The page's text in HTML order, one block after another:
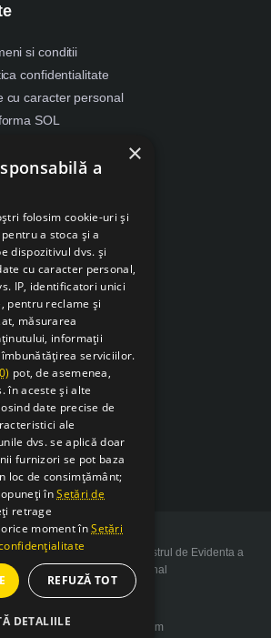
si conditii
confidentialitate
cu caracter personal
SOL
Cookies
din contract
Website inscris in Registrul de Evidenta a
de Date cu Caracter Personal
design by web-Bsolutions.com
×
a
folosim cookie-uri și
a stoca și a
dispozitivul dvs. și
cu caracter personal,
IP, identificatori unici
pentru reclame și
măsurarea
informații
serviciilor.
pot, de asemenea,
în aceste și alte
date precise de
ale
dvs. se aplică doar
furnizori se pot baza
loc de consimțământ;
înSetări de
retrage
moment înSetări
REFUZĂ TOT
DETALIILE